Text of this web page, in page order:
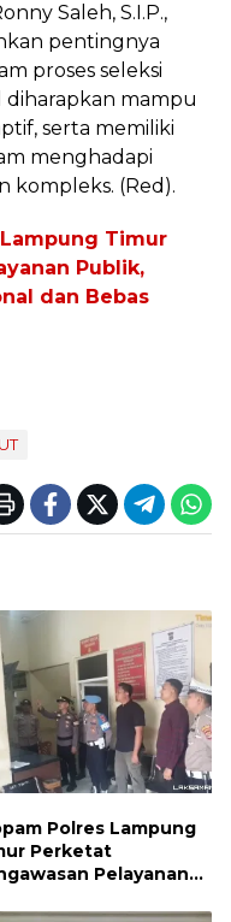
Saleh, S.I.P.,
pentingnya
proses seleksi
diharapkan mampu
serta memiliki
menghadapi
kompleks. (Red).
Timur
Publik,
dan Bebas
Polres Lampung
Perketat
Pelayanan